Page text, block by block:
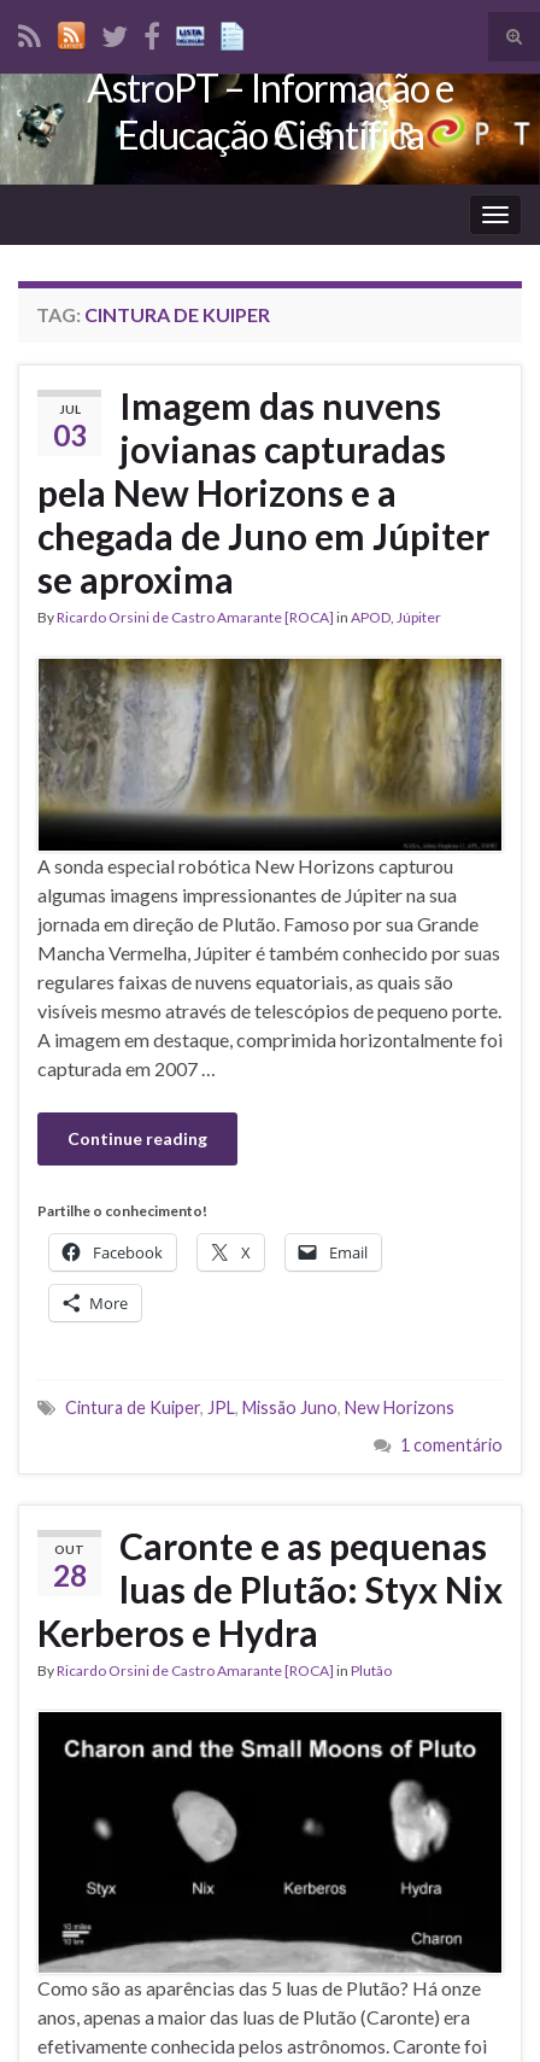
Search for:
AstroPT – Informação e
Educação Científica
TAG: CINTURA DE KUIPER
JUL
03
Imagem das nuvens
jovianas capturadas
pela New Horizons e a
chegada de Juno em Júpiter
se aproxima
ByRicardo Orsini de Castro Amarante [ROCA] in APOD, Júpiter
A sonda especial robótica New Horizons capturou
algumas imagens impressionantes de Júpiter na sua
jornada em direção de Plutão. Famoso por sua Grande
Mancha Vermelha, Júpiter é também conhecido por suas
regulares faixas de nuvens equatoriais, as quais são
visíveis mesmo através de telescópios de pequeno porte.
A imagem em destaque, comprimida horizontalmente foi
capturada em 2007 …
Continue reading
Partilhe o conhecimento!
Facebook X Email
More
Cintura de Kuiper, JPL, Missão Juno, New Horizons
1 comentário
OUT
28
Caronte e as pequenas
luas de Plutão: Styx Nix
Kerberos e Hydra
ByRicardo Orsini de Castro Amarante [ROCA] in Plutão
Como são as aparências das 5 luas de Plutão? Há onze
anos, apenas a maior das luas de Plutão (Caronte) era
efetivamente conhecida pelos astrônomos. Caronte foi